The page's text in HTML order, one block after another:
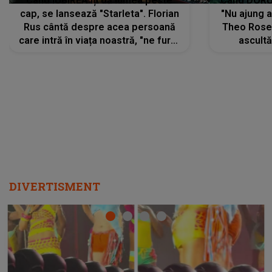
cap, se lansează "Starleta". Florian
Rus cântă despre acea persoană
care intră în viața noastră, "ne fură"
"Nu ajung
Theo
DIVERTISMENT